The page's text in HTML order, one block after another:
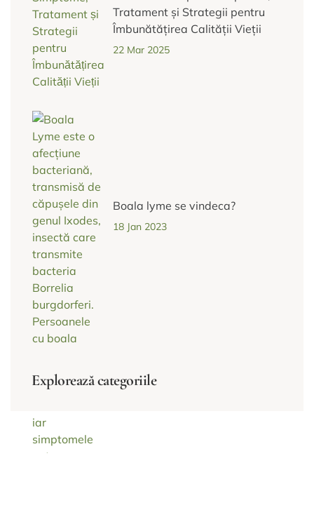
Tratament și Strategii pentru
Îmbunătățirea Calității Vieții
22 Mar 2025
Boala lyme se vindeca?
18 Jan 2023
Explorează categoriile